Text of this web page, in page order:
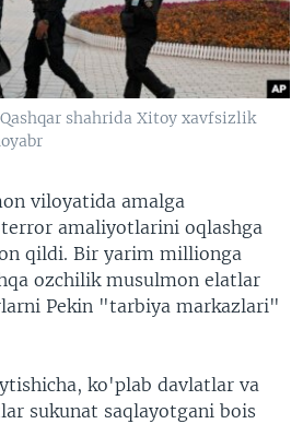
shahrida Xitoy xavfsizlik
viloyatida amalga
amaliyotlarini oqlashga
qildi. Bir yarim millionga
ozchilik musulmon elatlar
Pekin "tarbiya markazlari"
ko'plab davlatlar va
sukunat saqlayotgani bois